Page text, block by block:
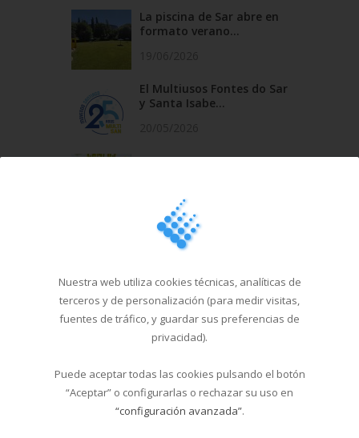
La piscina de Sar abre en
formato verano...
El Multiusos Fontes do Sar
y Santa Isabe...
Campus Sar verano 2026
Cursos de natación en
Santa Isabel del 1...
Última hora
Nuestra web utiliza cookies técnicas, analíticas de
terceros y de personalización (para medir visitas,
fuentes de tráfico, y guardar sus preferencias de
privacidad).
Puede aceptar todas las cookies pulsando el botón
“Aceptar” o configurarlas o rechazar su uso en
“configuración avanzada”.